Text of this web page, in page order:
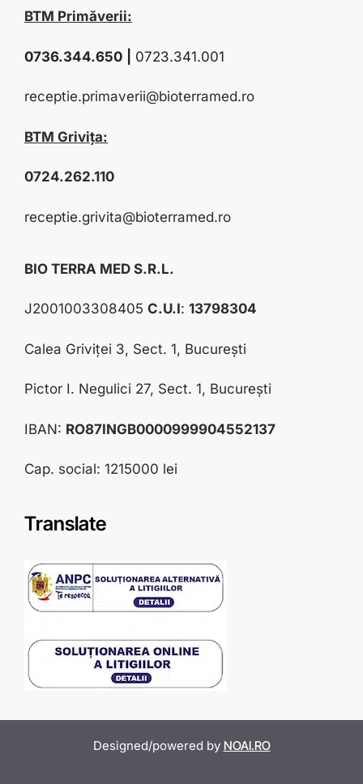
BTM Primăverii:
0736.344.650 0723.341.001
receptie.primaverii@bioterramed.ro
BTM Grivița:
0724.262.110
receptie.grivita@bioterramed.ro
BIO TERRA MED S.R.L.
J2001003308405 C.U.I: 13798304
Calea Griviței 3, Sect. 1, București
Pictor I. Negulici 27, Sect. 1, București
IBAN: RO87INGB0000999904552137
Cap. social: 1215000 lei
Translate
Designed/powered by NOAI.RO